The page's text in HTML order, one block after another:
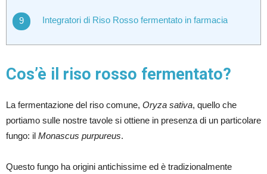
Integratori di Riso Rosso fermentato in farmacia
Cos’è il riso rosso fermentato?
La fermentazione del riso comune, Oryza sativa, quello che
portiamo sulle nostre tavole si ottiene in presenza di un particolare
fungo: il Monascus purpureus.
Questo fungo ha origini antichissime ed è tradizionalmente